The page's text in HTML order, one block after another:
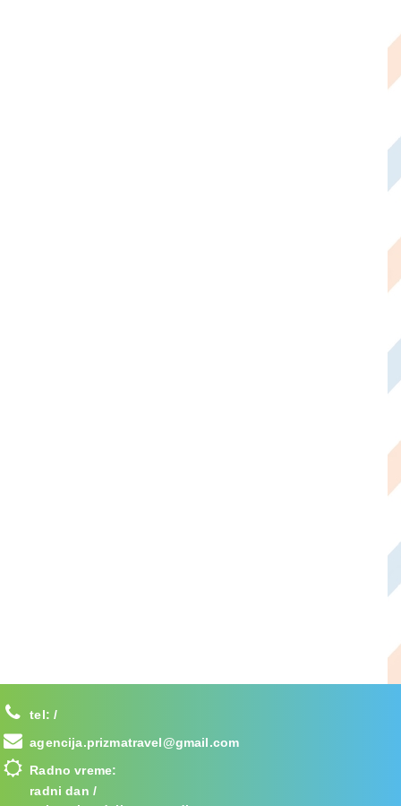
tel:/
agencija.prizmatravel@gmail.com
Radno vreme:
radni dan /